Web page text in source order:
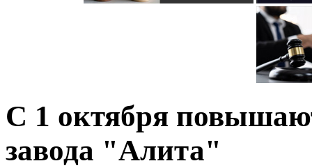
С 1 октября
завода "Алита"